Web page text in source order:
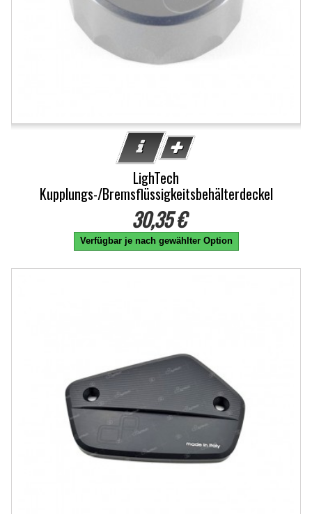
LighTech
Kupplungs-/Bremsflüssigkeitsbehälterdeckel
30,35 €
Verfügbar je nach gewählter Option